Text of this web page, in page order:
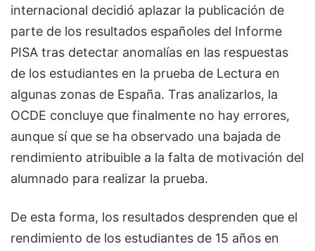
internacional decidió aplazar la publicación de
parte de los resultados españoles del Informe
PISA tras detectar anomalías en las respuestas
de los estudiantes en la prueba de Lectura en
algunas zonas de España. Tras analizarlos, la
OCDE concluye que finalmente no hay errores,
aunque sí que se ha observado una bajada de
rendimiento atribuible a la falta de motivación del
alumnado para realizar la prueba.
De esta forma, los resultados desprenden que el
rendimiento de los estudiantes de 15 años en